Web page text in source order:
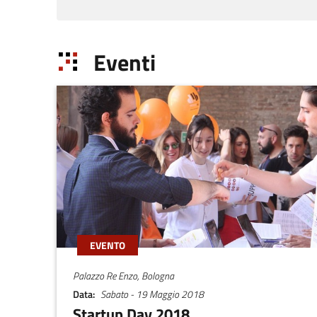
Eventi
EVENTO
Palazzo Re Enzo, Bologna
Data Sabato - 19 Maggio 2018